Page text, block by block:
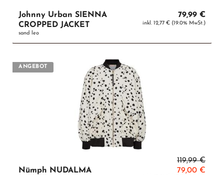
Johnny Urban SIENNA
CROPPED JACKET
sand leo
79,99 €
inkl. 12,77 € (19.0% MwSt.)
ANGEBOT
119,99 €
Nümph NUDALMA
79,00 €